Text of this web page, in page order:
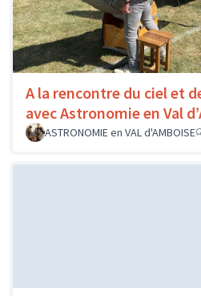
A la rencontre du ciel et
avec Astronomie en Val
ASTRONOMIE en VAL d'AMBOISE